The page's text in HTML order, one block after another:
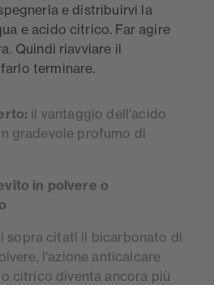
e distribuirvi la
e acido citrico. Far agire
Quindi riavviare il
terminare.
il vantaggio dell'acido
gradevole profumo di
in polvere o
sopra citati il bicarbonato di
l'azione anticalcare
citrico diventa ancora più